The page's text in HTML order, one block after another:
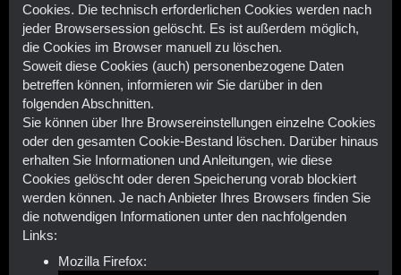
Cookies. Die technisch erforderlichen Cookies werden nach
jeder Browsersession gelöscht. Es ist außerdem möglich,
die Cookies im Browser manuell zu löschen.
Soweit diese Cookies (auch) personenbezogene Daten
betreffen können, informieren wir Sie darüber in den
folgenden Abschnitten.
Sie können über Ihre Browsereinstellungen einzelne Cookies
oder den gesamten Cookie-Bestand löschen. Darüber hinaus
erhalten Sie Informationen und Anleitungen, wie diese
Cookies gelöscht oder deren Speicherung vorab blockiert
werden können. Je nach Anbieter Ihres Browsers finden Sie
die notwendigen Informationen unter den nachfolgenden
Links:
Mozilla Firefox: